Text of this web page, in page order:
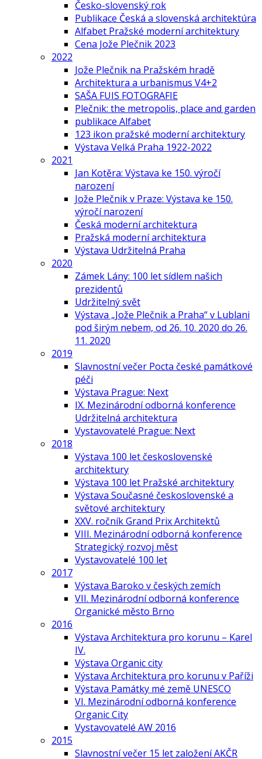
Česko-slovenský rok
Publikace Česká a slovenská architektúra
Alfabet Pražské moderní architektury
Cena Jože Plečnik 2023
2022
Jože Plečnik na Pražském hradě
Architektura a urbanismus V4+2
SAŠA FUIS FOTOGRAFIE
Plečnik: the metropolis, place and garden
publikace Alfabet
123 ikon pražské moderní architektury
Výstava Velká Praha 1922-2022
2021
Jan Kotěra: Výstava ke 150. výročí
narození
Jože Plečnik v Praze: Výstava ke 150.
výročí narození
Česká moderní architektura
Pražská moderní architektura
Výstava Udržitelná Praha
2020
Zámek Lány: 100 let sídlem našich
prezidentů
Udržitelný svět
Výstava „Jože Plečnik a Praha“ v Lublani
pod širým nebem, od 26. 10. 2020 do 26.
11. 2020
2019
Slavnostní večer Pocta české památkové
péči
Výstava Prague: Next
IX. Mezinárodní odborná konference
Udržitelná architektura
Vystavovatelé Prague: Next
2018
Výstava 100 let československé
architektury
Výstava 100 let Pražské architektury
Výstava Současné československé a
světové architektury
XXV. ročník Grand Prix Architektů
VIII. Mezinárodní odborná konference
Strategický rozvoj měst
Vystavovatelé 100 let
2017
Výstava Baroko v českých zemích
VII. Mezinárodní odborná konference
Organické město Brno
2016
Výstava Architektura pro korunu – Karel
IV.
Výstava Organic city
Výstava Architektura pro korunu v Paříži
Výstava Památky mé země UNESCO
VI. Mezinárodní odborná konference
Organic City
Vystavovatelé AW 2016
2015
Slavnostní večer 15 let založení AKČR